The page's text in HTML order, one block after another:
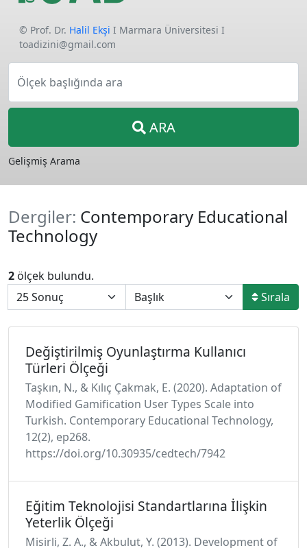
© Prof. Dr. Halil Ekşi I Marmara Üniversitesi I
toadizini@gmail.com
Ölçek başlığında ara
ARA
Gelişmiş Arama
Dergiler: Contemporary Educational
Technology
2 ölçek bulundu.
Sırala
Değiştirilmiş Oyunlaştırma Kullanıcı
Türleri Ölçeği
Taşkın, N., & Kılıç Çakmak, E. (2020). Adaptation of
Modified Gamification User Types Scale into
Turkish. Contemporary Educational Technology,
12(2), ep268.
https://doi.org/10.30935/cedtech/7942
Eğitim Teknolojisi Standartlarına İlişkin
Yeterlik Ölçeği
Misirli, Z. A., & Akbulut, Y. (2013). Development of